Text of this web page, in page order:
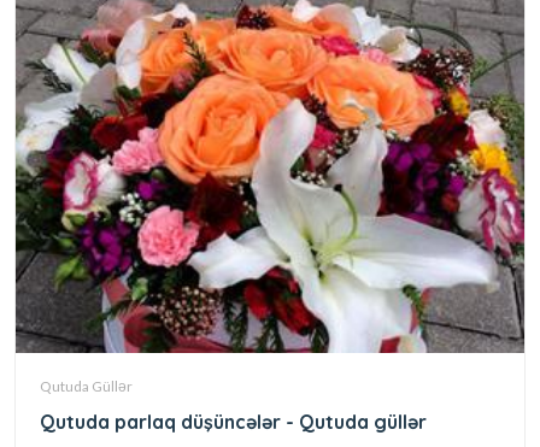
Qutuda Güllər
Qutuda parlaq düşüncələr - Qutuda güllər